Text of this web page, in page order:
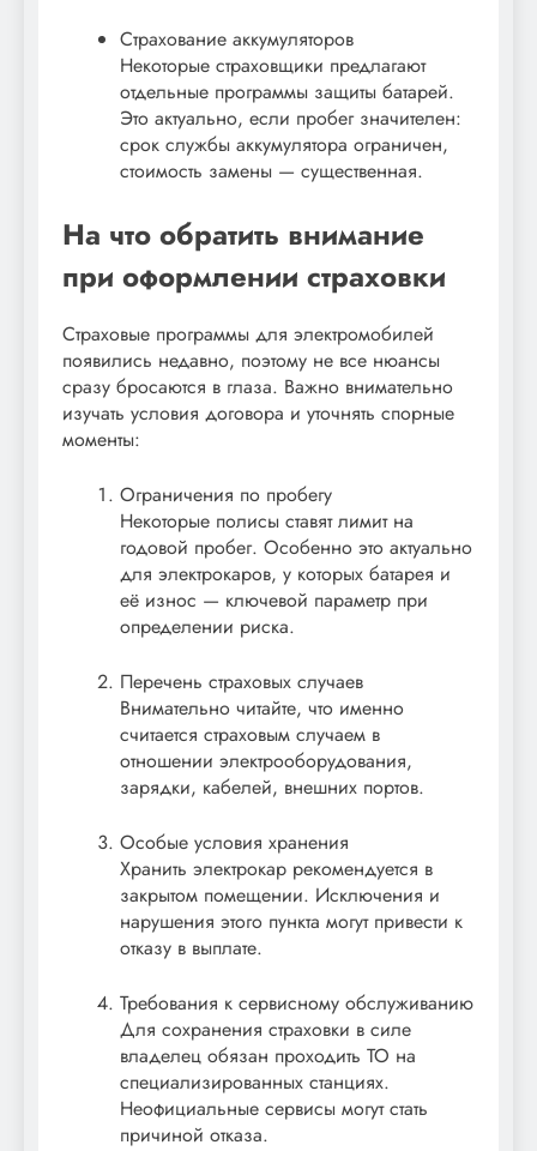
Страхование аккумуляторов
Некоторые страховщики предлагают
отдельные программы защиты батарей.
Это актуально, если пробег значителен:
срок службы аккумулятора ограничен,
стоимость замены — существенная.
На что обратить внимание
при оформлении страховки
Страховые программы для электромобилей
появились недавно, поэтому не все нюансы
сразу бросаются в глаза. Важно внимательно
изучать условия договора и уточнять спорные
моменты:
Ограничения по пробегу
Некоторые полисы ставят лимит на
годовой пробег. Особенно это актуально
для электрокаров, у которых батарея и
её износ — ключевой параметр при
определении риска.
Перечень страховых случаев
Внимательно читайте, что именно
считается страховым случаем в
отношении электрооборудования,
зарядки, кабелей, внешних портов.
Особые условия хранения
Хранить электрокар рекомендуется в
закрытом помещении. Исключения и
нарушения этого пункта могут привести к
отказу в выплате.
Требования к сервисному обслуживанию
Для сохранения страховки в силе
владелец обязан проходить ТО на
специализированных станциях.
Неофициальные сервисы могут стать
причиной отказа.